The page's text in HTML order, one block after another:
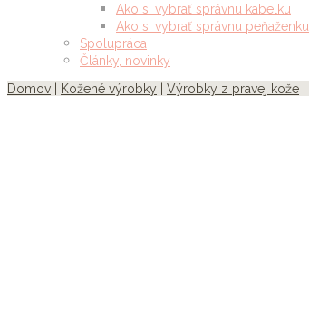
Ako si vybrať správnu kabelku
Ako si vybrať správnu peňaženku
Spolupráca
Články, novinky
Domov
Kožené výrobky Výrobky z pravej kože